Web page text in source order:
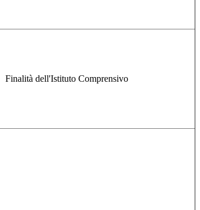
Finalità dell'Istituto Comprensivo